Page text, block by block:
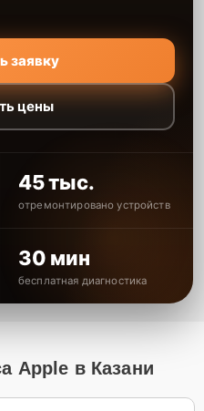
заявку
цены
45 тыс.
отремонтировано устройств
30 мин
бесплатная диагностика
Apple в Казани